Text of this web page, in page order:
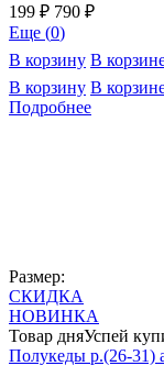
199 ₽ 790 ₽
Еще (0)
В корзину В
В корзину В
Подробнее
Размер:
СКИДКА
НОВИНКА
Товар дняУспей
Полукеды р.(26-31)